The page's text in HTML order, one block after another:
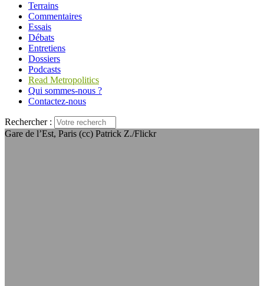
Terrains
Commentaires
Essais
Débats
Entretiens
Dossiers
Podcasts
Read Metropolitics
Qui sommes-nous ?
Contactez-nous
Rechercher :
Gare de l’Est, Paris (cc) Patrick Z./Flickr